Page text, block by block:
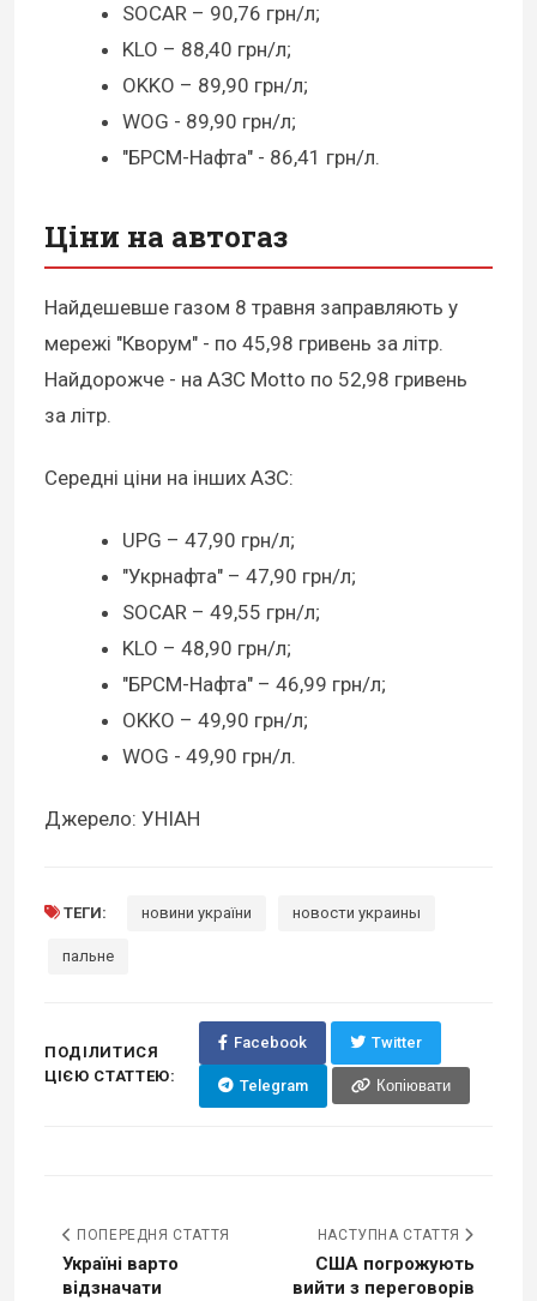
SOCAR – 90,76 грн/л;
KLO – 88,40 грн/л;
OKKO – 89,90 грн/л;
WOG - 89,90 грн/л;
"БРСМ-Нафта" - 86,41 грн/л.
Ціни на автогаз
Найдешевше газом 8 травня заправляють у
мережі "Кворум" - по 45,98 гривень за літр.
Найдорожче - на АЗС Motto по 52,98 гривень
за літр.
Середні ціни на інших АЗС:
UPG – 47,90 грн/л;
"Укрнафта" – 47,90 грн/л;
SOCAR – 49,55 грн/л;
KLO – 48,90 грн/л;
"БРСМ-Нафта" – 46,99 грн/л;
ОKKO – 49,90 грн/л;
WOG - 49,90 грн/л.
Джерело: УНІАН
ТЕГИ: новини україни новости украины
пальне
ПОДІЛИТИСЯ
ЦІЄЮ СТАТТЕЮ:
Facebook Twitter
Telegram Копіювати
ПОПЕРЕДНЯ СТАТТЯ
Україні варто
відзначати
НАСТУПНА СТАТТЯ
США погрожують
вийти з переговорів